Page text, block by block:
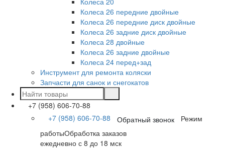
Колеса 26 передние двойные
Колеса 26 передние диск двойные
Колеса 26 задние диск двойные
Колеса 28 двойные
Колеса 26 задние двойные
Колеса 24 перед+зад
Инструмент для ремонта коляски
Запчасти для санок и снегокатов
+7 (958) 606-70-88
+7 (958) 606-70-88
Обратный звонок
Режим
работыОбработка заказов
ежедневно с 8 до 18 мск